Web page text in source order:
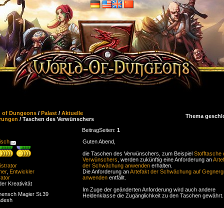
of Dungeons / Palast / Aktuelle
/ Taschen des Verwünschers Thema
BeitragSeiten: 1
, Entwickler
Kreativität
Magier St.39
Guten Abend,
die Taschen des Verwünschers, zum Beispiel Stofftasche
Verwünschers , werden zukünftig eine Anforderung an
der Schwächung anwenden erhalten.
Die Anforderung anArtefakt der Schwächung auf
anwenden entfällt.
Im Zuge der geänderten Anforderung wird auch andere
Heldenklasse die Zugänglichkeit zu den Taschen gewährt.